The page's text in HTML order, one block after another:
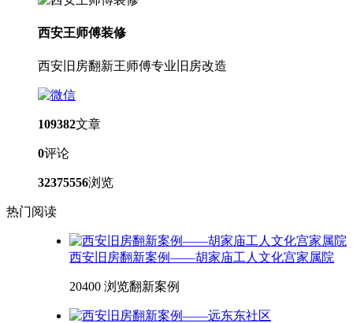
西安王师傅装修
西安旧房翻新王师傅专业旧房改造
109382文章
0评论
32375556浏览
热门阅读
西安旧房翻新案例——胡家庙工人文化宫家属院
20400 浏览翻新案例